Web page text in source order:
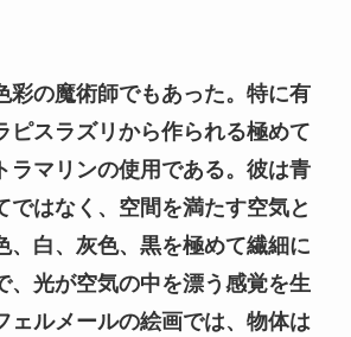
彩の魔術師でもあった。特に有
ピスラズリから作られる極めて
ラマリンの使用である。彼は青
ではなく、空間を満たす空気と
、白、灰色、黒を極めて繊細に
、光が空気の中を漂う感覚を生
ェルメールの絵画では、物体は